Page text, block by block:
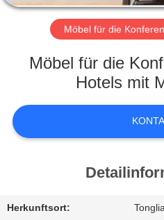
VR-
SHOW
UNS
Möbel für die
Möbel für die
Hotels mit
Herkunftsort: